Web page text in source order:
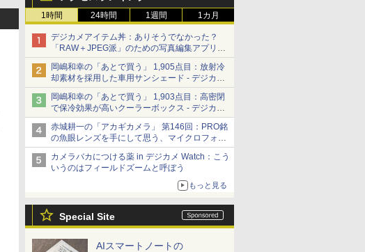
1時間 24時間 1週間 1カ月
デジカメアイテム丼：ありそうでなかった？
「RAW＋JPEG派」のための写真編集アプリ
カメラデフォルトのJPEGを大切にする
「Filmator」
岡嶋和幸の「あとで買う」 1,905点目：放射冷
却素材を採用した車用サンシェード - デジカメ
Watch
岡嶋和幸の「あとで買う」 1,903点目：高密閉
で保冷効果が高いクーラーボックス - デジカメ
Watch
赤城耕一の「アカギカメラ」 第146回：PRO銘
の魚眼レンズを手にして思う、マイクロフォー
サーズへの期待と可能性
カメラバカにつける薬 in デジカメ Watch：こう
いうのはフィールドズームと呼ぼう
もっと見る
Special Site
AIスマートノートの